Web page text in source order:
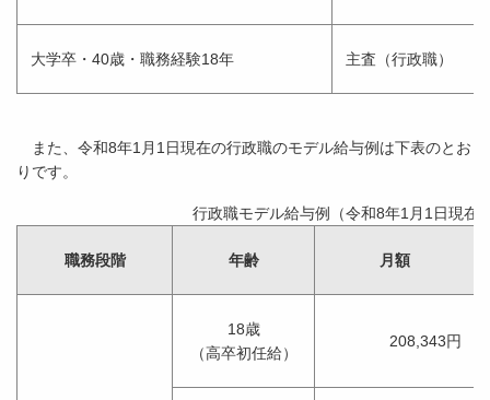
大学卒・40歳・職務経験18年 主査（行政職）
また、令和8年1月1日現在の行政職のモデル給与例は下表のとお
りです。
行政職モデル給与例（令和8年1月1日現在
職務段階 年齢 月額
18歳
（高卒初任給）
208,343円